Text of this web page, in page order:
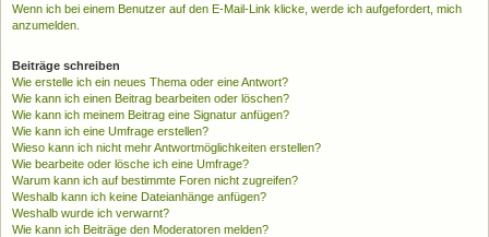
Wenn ich bei einem Benutzer auf den E-Mail-Link klicke, werde ich aufgefordert, mich
anzumelden.
Beiträge schreiben
Wie erstelle ich ein neues Thema oder eine Antwort?
Wie kann ich einen Beitrag bearbeiten oder löschen?
Wie kann ich meinem Beitrag eine Signatur anfügen?
Wie kann ich eine Umfrage erstellen?
Wieso kann ich nicht mehr Antwortmöglichkeiten erstellen?
Wie bearbeite oder lösche ich eine Umfrage?
Warum kann ich auf bestimmte Foren nicht zugreifen?
Weshalb kann ich keine Dateianhänge anfügen?
Weshalb wurde ich verwarnt?
Wie kann ich Beiträge den Moderatoren melden?